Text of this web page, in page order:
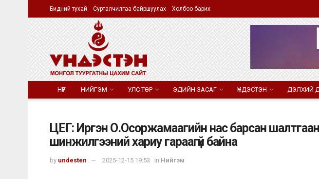
Бидний тухай Сурталчилгаа байршуулах Холбоо барих
НҮҮР НИЙГЭМ УЛС ТӨР ЭДИЙН ЗАСАГ ҮНДЭСТЭН ДЭЛХИЙ
ЦЕГ: Иргэн О.Осоржамаагийн нас барсан
шинжилгээний хариу гараагүй байна
by undesten 2025-12-15 19:53 in Нийгэм